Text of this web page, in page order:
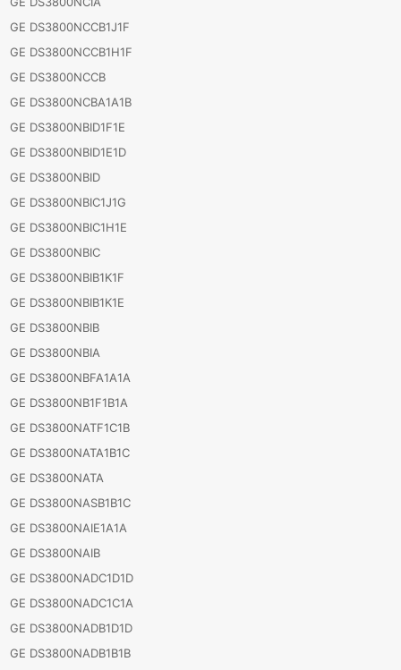
GE DS3800NCCB1J1F
GE DS3800NCCB1H1F
GE DS3800NCCB
GE DS3800NCBA1A1B
GE DS3800NBID1F1E
GE DS3800NBID1E1D
GE DS3800NBID
GE DS3800NBIC1J1G
GE DS3800NBIC1H1E
GE DS3800NBIC
GE DS3800NBIB1K1F
GE DS3800NBIB1K1E
GE DS3800NBIB
GE DS3800NBIA
GE DS3800NBFA1A1A
GE DS3800NB1F1B1A
GE DS3800NATF1C1B
GE DS3800NATA1B1C
GE DS3800NATA
GE DS3800NASB1B1C
GE DS3800NAIE1A1A
GE DS3800NAIB
GE DS3800NADC1D1D
GE DS3800NADC1C1A
GE DS3800NADB1D1D
GE DS3800NADB1B1B